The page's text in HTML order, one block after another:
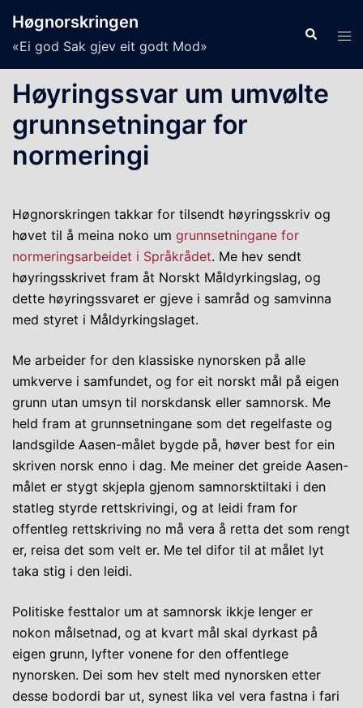
content
Høgnorskringen
«Ei god Sak gjev eit godt Mod»
Search
Høyringssvar um umvølte
grunnsetningar for
normeringi
Høgnorskringen takkar for tilsendt høyringsskriv og
høvet til å meina noko um grunnsetningane for
normeringsarbeidet i Språkrådet. Me hev sendt
høyringsskrivet fram åt Norskt Måldyrkingslag, og
dette høyringssvaret er gjeve i samråd og samvinna
med styret i Måldyrkingslaget.
Me arbeider for den klassiske nynorsken på alle
umkverve i samfundet, og for eit norskt mål på eigen
grunn utan umsyn til norskdansk eller samnorsk. Me
held fram at grunnsetningane som det regelfaste og
landsgilde Aasen-målet bygde på, høver best for ein
skriven norsk enno i dag. Me meiner det greide Aasen-
målet er stygt skjepla gjenom samnorsktiltaki i den
statleg styrde rettskrivingi, og at leidi fram for
offentleg rettskriving no må vera å retta det som rengt
er, reisa det som velt er. Me tel difor til at målet lyt
taka stig i den leidi.
Politiske festtalor um at samnorsk ikkje lenger er
nokon målsetnad, og at kvart mål skal dyrkast på
eigen grunn, lyfter vonene for den offentlege
nynorsken. Dei som hev stelt med nynorsken etter
desse bodordi bar ut, synest lika vel vera fastna i fari